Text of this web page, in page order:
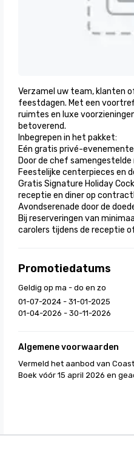
Verzamel uw team, klanten
feestdagen. Met een
ruimtes en luxe
betoverend.
Inbegrepen in het pakket:
Eén gratis privé-
Door de chef
Feestelijke centerpieces en
Gratis Signature Holiday
receptie en diner op
Avondserenade door de
Bij reserveringen van
carolers tijdens de receptie
Promotiedatums
Geldig op ma - do en zo
01-07-2024 - 31-01-2025
01-04-2026 - 30-11-2026
Algemene voorwaarden
Vermeld het aanbod van
Boek vóór 15 april 2026 en